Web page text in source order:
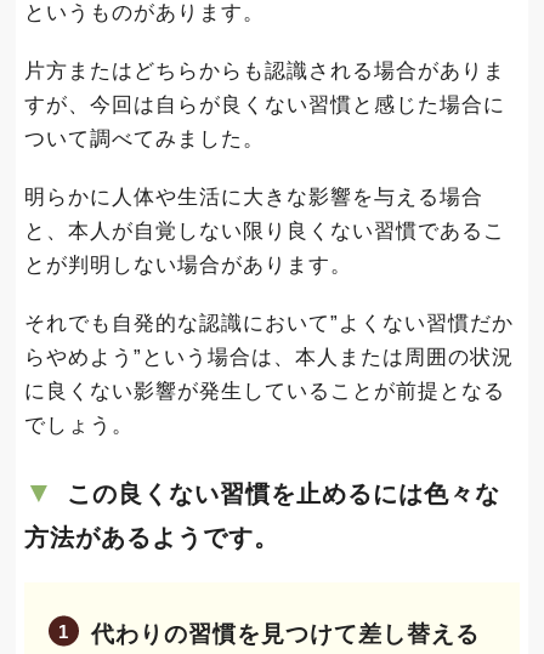
というものがあります。
片方またはどちらからも認識される場合がありま
すが、今回は自らが良くない習慣と感じた場合に
ついて調べてみました。
明らかに人体や生活に大きな影響を与える場合
と、本人が自覚しない限り良くない習慣であるこ
とが判明しない場合があります。
それでも自発的な認識において”よくない習慣だか
らやめよう”という場合は、本人または周囲の状況
に良くない影響が発生していることが前提となる
でしょう。
この良くない習慣を止めるには色々な
方法があるようです。
代わりの習慣を見つけて差し替える